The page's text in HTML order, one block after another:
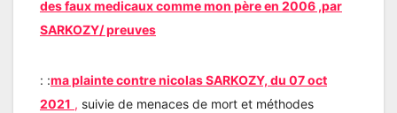
des faux medicaux comme mon père en 2006 ,par
SARKOZY/ preuves
: :ma plainte contre nicolas SARKOZY, du 07 oct
2021 , suivie de menaces de mort et méthodes